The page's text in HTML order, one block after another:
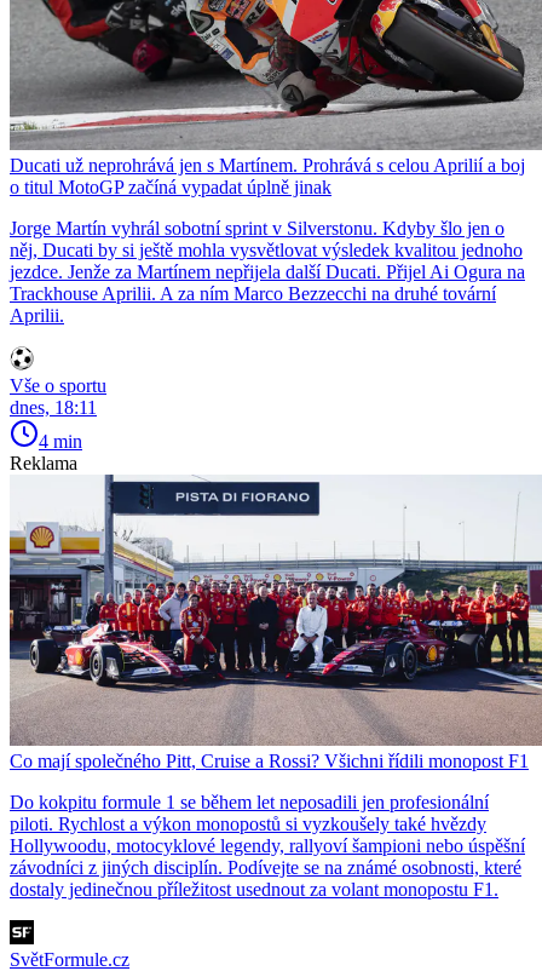
Ducati už neprohrává jen s Martínem. Prohrává s celou Aprilií a boj
o titul MotoGP začíná vypadat úplně jinak
Jorge Martín vyhrál sobotní sprint v Silverstonu. Kdyby šlo jen o
něj, Ducati by si ještě mohla vysvětlovat výsledek kvalitou jednoho
jezdce. Jenže za Martínem nepřijela další Ducati. Přijel Ai Ogura na
Trackhouse Aprilii. A za ním Marco Bezzecchi na druhé tovární
Aprilii.
Vše o sportu
dnes, 18:11
4 min
Reklama
Co mají společného Pitt, Cruise a Rossi? Všichni řídili monopost F1
Do kokpitu formule 1 se během let neposadili jen profesionální
piloti. Rychlost a výkon monopostů si vyzkoušely také hvězdy
Hollywoodu, motocyklové legendy, rallyoví šampioni nebo úspěšní
závodníci z jiných disciplín. Podívejte se na známé osobnosti, které
dostaly jedinečnou příležitost usednout za volant monopostu F1.
SvětFormule.cz